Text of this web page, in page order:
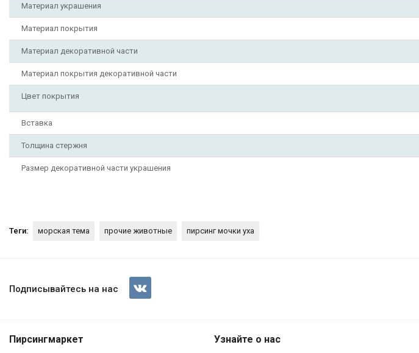
Материал украшения
Материал покрытия
Материал декоративной части
Материал покрытия декоративной части
Цвет покрытия
Вставка
Толщина стержня
Размер декоративной части украшения
Теги: морская тема прочие животные пирсинг мочки уха
Серьги-гвоздики. Пара. Акулы. SE0374-2
Подписывайтесь на нас
Пирсингмаркет Узнайте о нас